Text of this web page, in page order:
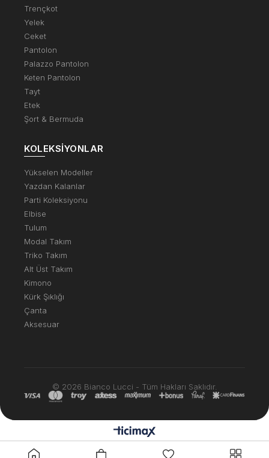
Trençkot
Yelek
Ceket
Pantolon
Palazzo Pantolon
Keten Pantolon
Tayt
Etek
Şort & Bermuda
KOLEKSIYONLAR
Yükselen Modeller
Yazdan Kalanlar
Parti Koleksiyonu
Elbise
Tulum
Modal Takım
Triko Takım
Alt Üst Takım
Kimono
Kürk Şıklığı
Çanta
Aksesuar
© 2026 Bianco Lucci - Tüm Hakları Saklıdır.